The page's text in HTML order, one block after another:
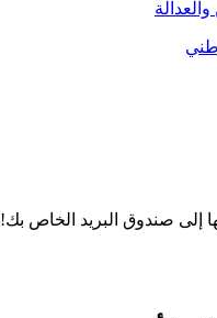
إلى صندوق البريد الخاص بك!